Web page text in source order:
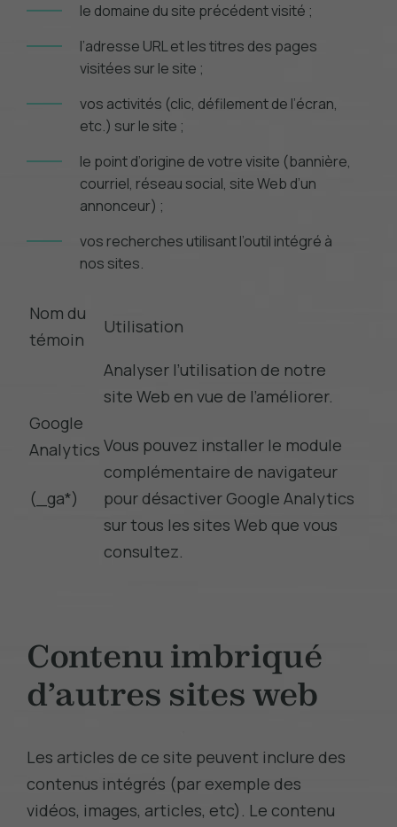
le domaine du site précédent visité ;
l’adresse URL et les titres des pages
visitées sur le site ;
vos activités (clic, défilement de l’écran,
etc.) sur le site ;
le point d’origine de votre visite (bannière,
courriel, réseau social, site Web d’un
annonceur) ;
vos recherches utilisant l’outil intégré à
nos sites.
Nom du
témoin
Utilisation
Google
Analytics
(_ga*)
Analyser l’utilisation de notre
site Web en vue de l’améliorer.
Vous pouvez installer le module
complémentaire de navigateur
pour désactiver Google Analytics
sur tous les sites Web que vous
consultez.
Contenu imbriqué
d’autres sites web
Les articles de ce site peuvent inclure des
contenus intégrés (par exemple des
vidéos, images, articles, etc). Le contenu